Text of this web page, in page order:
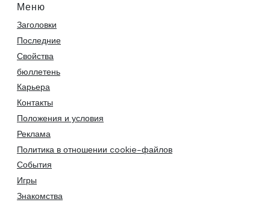
Меню
Заголовки
Последние
Свойства
бюллетень
Карьера
Контакты
Положения и условия
Реклама
Политика в отношении cookie-файлов
События
Игры
Знакомства